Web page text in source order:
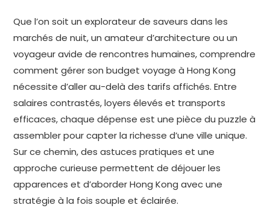
Que l’on soit un explorateur de saveurs dans les
marchés de nuit, un amateur d’architecture ou un
voyageur avide de rencontres humaines, comprendre
comment gérer son budget voyage à Hong Kong
nécessite d’aller au-delà des tarifs affichés. Entre
salaires contrastés, loyers élevés et transports
efficaces, chaque dépense est une pièce du puzzle à
assembler pour capter la richesse d’une ville unique.
Sur ce chemin, des astuces pratiques et une
approche curieuse permettent de déjouer les
apparences et d’aborder Hong Kong avec une
stratégie à la fois souple et éclairée.